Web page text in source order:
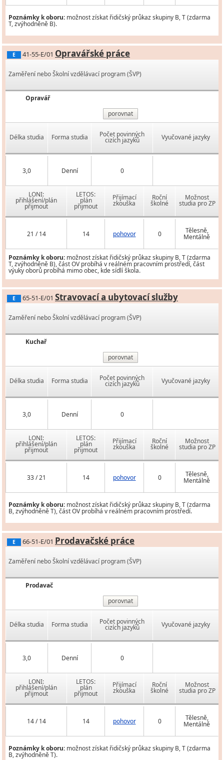
Poznámky k oboru: možnost získat řidičský průkaz skupiny B, T (zdarma
T, zvýhodněně B).
E 41-55-E/01 Opravářské práce
Zaměření nebo Školní vzdělávací program (ŠVP)
Opravář
porovnat
Délka studia Forma studia Počet povinných
cizích jazyků Vyučované jazyky
3,0 Denní 0
LONI:
přihlášení/plán
přijmout
LETOS:
plán
přijmout
Přijímací
zkouška
Roční
školné
Možnost
studia pro ZP
21 / 14 14 pohovor 0 Tělesně,
Mentálně
Poznámky k oboru: možnost získat řidičský průkaz skupiny B, T (zdarma
T, zvýhodněně B), část OV probíhá v reálném pracovním prostředí, část
výuky oborů probíhá mimo obec, kde sídlí škola.
E 65-51-E/01 Stravovací a ubytovací služby
Zaměření nebo Školní vzdělávací program (ŠVP)
Kuchař
porovnat
Délka studia Forma studia Počet povinných
cizích jazyků Vyučované jazyky
3,0 Denní 0
LONI:
přihlášení/plán
přijmout
LETOS:
plán
přijmout
Přijímací
zkouška
Roční
školné
Možnost
studia pro ZP
33 / 21 14 pohovor 0 Tělesně,
Mentálně
Poznámky k oboru: možnost získat řidičský průkaz skupiny B, T (zdarma
B, zvýhodněně T), část OV probíhá v reálném pracovním prostředí.
E 66-51-E/01 Prodavačské práce
Zaměření nebo Školní vzdělávací program (ŠVP)
Prodavač
porovnat
Délka studia Forma studia Počet povinných
cizích jazyků Vyučované jazyky
3,0 Denní 0
LONI:
přihlášení/plán
přijmout
LETOS:
plán
přijmout
Přijímací
zkouška
Roční
školné
Možnost
studia pro ZP
14 / 14 14 pohovor 0 Tělesně,
Mentálně
Poznámky k oboru: možnost získat řidičský průkaz skupiny B, T (zdarma
B, zvýhodněně T).